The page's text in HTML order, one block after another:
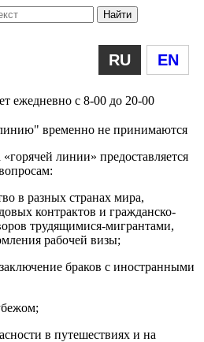
RU EN
временно не принимаются
линии» предоставляется
в разных странах мира,
контрактов и гражданско-
трудящимися-мигрантами,
рабочей визы;
браков с иностранными
в путешествиях и на